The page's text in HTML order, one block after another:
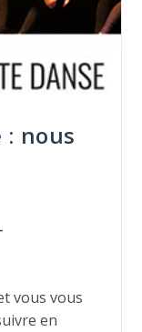
: nous
vous vous
en